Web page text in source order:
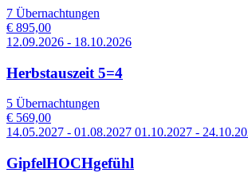
7 Übernachtungen
€ 895,00
12.09.2026 - 18.10.2026
Herbstauszeit 5=4
5 Übernachtungen
€ 569,00
14.05.2027 - 01.08.2027 01.10.2027 -
GipfelHOCHgefühl